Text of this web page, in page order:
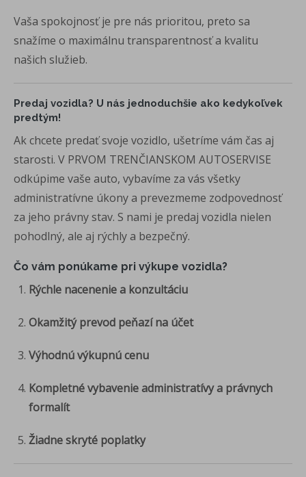
Vaša spokojnosť je pre nás prioritou, preto sa
snažíme o maximálnu transparentnosť a kvalitu
našich služieb.
Predaj vozidla? U nás jednoduchšie ako kedykoľvek
predtým!
Ak chcete predať svoje vozidlo, ušetríme vám čas aj
starosti. V PRVOM TRENČIANSKOM AUTOSERVISE
odkúpime vaše auto, vybavíme za vás všetky
administratívne úkony a prevezmeme zodpovednosť
za jeho právny stav. S nami je predaj vozidla nielen
pohodlný, ale aj rýchly a bezpečný.
Čo vám ponúkame pri výkupe vozidla?
Rýchle nacenenie a konzultáciu
Okamžitý prevod peňazí na účet
Výhodnú výkupnú cenu
Kompletné vybavenie administratívy a právnych
formalít
Žiadne skryté poplatky